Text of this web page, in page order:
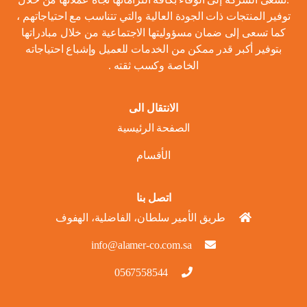
توفير المنتجات ذات الجودة العالية والتي تتناسب مع احتياجاتهم ،
كما تسعى إلى ضمان مسؤوليتها الاجتماعية من خلال مبادراتها
بتوفير أكبر قدر ممكن من الخدمات للعميل وإشباع احتياجاته
الخاصة وكسب ثقته .
الانتقال الى
الصفحة الرئيسية
الأقسام
اتصل بنا
طريق الأمير سلطان، الفاضلية، الهفوف
info@alamer-co.com.sa
0567558544